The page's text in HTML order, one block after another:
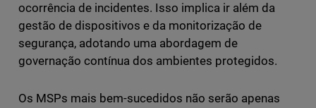
ocorrência de incidentes. Isso implica ir além da
gestão de dispositivos e da monitorização de
segurança, adotando uma abordagem de
governação contínua dos ambientes protegidos.
Os MSPs mais bem-sucedidos não serão apenas